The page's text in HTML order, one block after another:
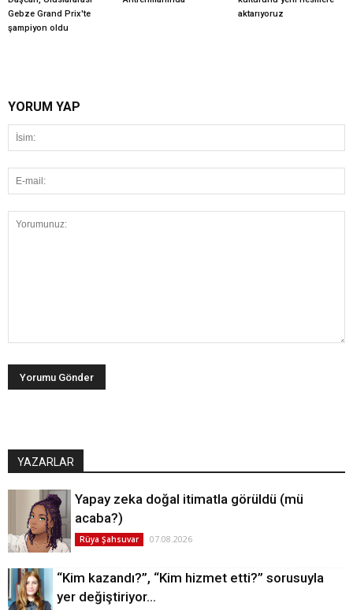
Gebze Grand Prix'te
şampiyon oldu
aktarıyoruz
YORUM YAP
YAZARLAR
Yapay zeka doğal itimatla görüldü (mü
acaba?)
Rüya Şahsuvar 07.08.2026
“Kim kazandı?”, “Kim hizmet etti?” sorusuyla
yer değiştiriyor…